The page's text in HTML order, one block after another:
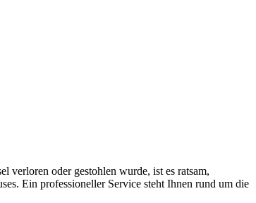
verloren oder gestohlen wurde, ist es ratsam,
Ein professioneller Service steht Ihnen rund um die